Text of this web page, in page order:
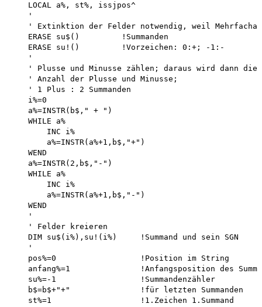
    LOCAL a%, st%, issjpos^
    '
' Extinktion der Felder notwendig, weil
    ERASE su$()         !Summanden
    ERASE su!()         !Vorzeichen: 0:+; -1:-
    '
' Plusse und Minusse zählen; daraus wird dann
    ' Anzahl der Plusse und Minusse;
    ' 1 Plus : 2 Summanden
    i%=0
    a%=INSTR(b$," + ")
    WHILE a%
        INC i%
        a%=INSTR(a%+1,b$,"+")
    WEND
    a%=INSTR(2,b$,"-")
    WHILE a%
        INC i%
        a%=INSTR(a%+1,b$,"-")
    WEND
    '
    ' Felder kreieren
    DIM su$(i%),su!(i%)     !Summand und sein SGN
    '
    pos%=0                  !Position im String
anfang%=1               !Anfangsposition des
    su%=-1                  !Summandenzähler
    b$=b$+"+"               !für letzten Summanden
    st%=1                   !1.Zeichen 1.Summand